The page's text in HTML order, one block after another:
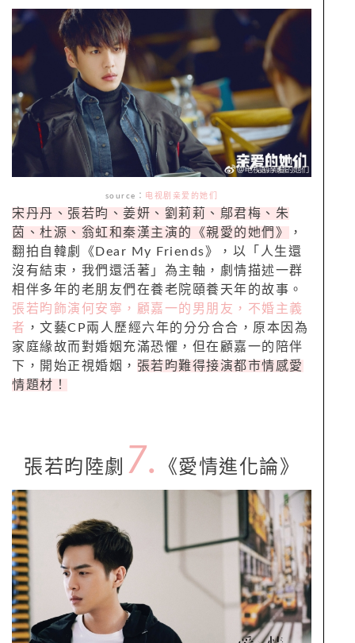
source ： 电视剧亲爱的她们
宋丹丹、張若昀、姜妍、劉莉莉、鄔君梅、朱
茵、杜源、翁虹和秦漢主演的《親愛的她們》
，
翻拍自韓劇《 Dear My Friends》，以「人生還
沒有結束，我們還活著」為主軸，劇情描述一群
相伴多年的老朋友們在養老院頤養天年的故事。
張若昀飾演何安寧，顧嘉一的男朋友，不婚主義
者 ，文藝CP兩人歷經六年的分分合合，原本因為
家庭緣故而對婚姻充滿恐懼，但在顧嘉一的陪伴
下，開始正視婚姻， 張若昀難得接演都市情感愛
情題材！
張若昀陸劇 7. 《愛情進化論》